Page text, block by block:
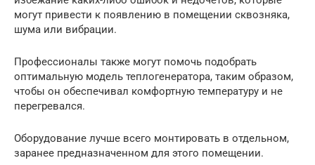
могут привести к появлению в помещении сквозняка,
шума или вибрации.
Профессионалы также могут помочь подобрать
оптимальную модель теплогенератора, таким образом,
чтобы он обеспечивал комфортную температуру и не
перегревался.
Оборудование лучше всего монтировать в отдельном,
заранее предназначенном для этого помещении.